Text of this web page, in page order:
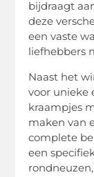
bijdraagt
deze
een vaste
liefhebbers
Naast het
voor unieke
kraampjes
maken van
complete
een